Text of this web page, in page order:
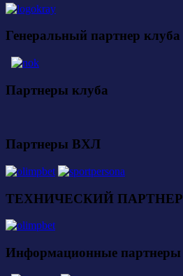
Генеральный партнер клуба
Партнеры клуба
Партнеры ВХЛ
ТЕХНИЧЕСКИЙ ПАРТНЕР
Информационные партнеры